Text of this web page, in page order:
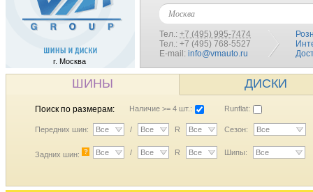
г. Москва
Москва
Тел.: +7 (495) 995-7474
Тел.: +7 (495) 768-5527
E-mail: info@vmauto.ru
ШИНЫ ДИСКИ
Поиск по размерам: Наличие >= 4 шт.: Runflat:
Передних шин: Все / Все R Все Сезон: Все
Задних шин: ? Все / Все R Все Шипы: Все